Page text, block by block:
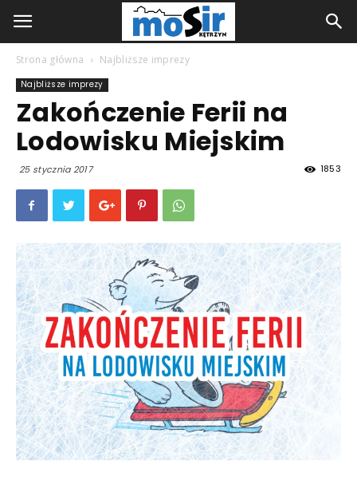
Strona główna Najbliższe imprezy
Najbliższe imprezy
Zakończenie Ferii na
Lodowisku Miejskim
25 stycznia 2017 1853